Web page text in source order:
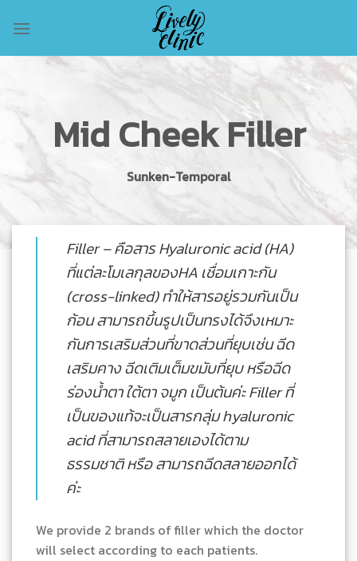
Mid Cheek Filler
Sunken-Temporal
Filler – คือสาร Hyaluronic acid (HA)
ที่แต่ละโมเลกุลของHA เชื่อมเกาะกัน
(cross-linked) ทำให้สารอยู่รวมกันเป็น
ก้อน สามารถขึ้นรูปเป็นทรงได้จึงเหมาะ
กันการเสริมส่วนที่ขาดส่วนที่ยุบเช่น ฉีด
เสริมคาง ฉีดเติมเต็มขมับที่ยุบ หรือฉีด
ร่องน้ำตา ใต้ตา จมูก เป็นต้นค่ะ Filler ที่
เป็นของแท้จะเป็นสารกลุ่ม hyaluronic
acid ที่สามารถสลายเองได้ตาม
ธรรมชาติ หรือ สามารถฉีดสลายออกได้
ค่ะ
We provide 2 brands of filler which the doctor
will select according to each patients.